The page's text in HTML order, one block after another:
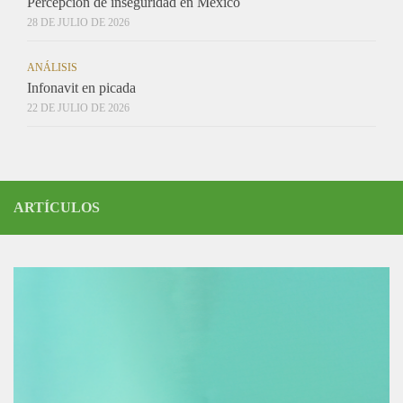
28 DE JULIO DE 2026
ANÁLISIS
Infonavit en picada
22 DE JULIO DE 2026
ARTÍCULOS